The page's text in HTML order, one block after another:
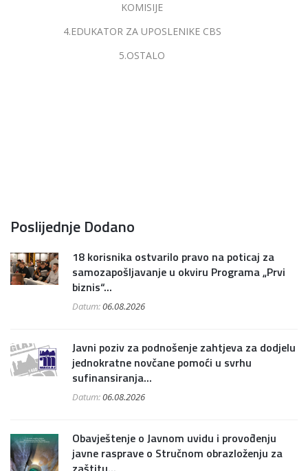
KOMISIJE
4.EDUKATOR ZA UPOSLENIKE CBS
5.OSTALO
Poslijednje Dodano
18 korisnika ostvarilo pravo na poticaj za
samozapošljavanje u okviru Programa „Prvi
biznis“...
Datum:06.08.2026
Javni poziv za podnošenje zahtjeva za dodjelu
jednokratne novčane pomoći u svrhu
sufinansiranja...
Datum:06.08.2026
Obavještenje o Javnom uvidu i provođenju
javne rasprave o Stručnom obrazloženju za